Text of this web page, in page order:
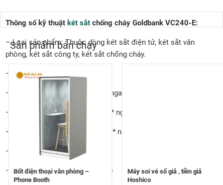
Thông số kỹ thuật két sắt chống cháy Goldbank VC240-E:
– Loại sản phẩm: Thuộc dòng két sắt điện tử, két sắt văn
phòng, két sắt công ty, két sắt chống cháy.
– Mã sản phẩm: VC240-E
– Kích thước ngoài: cao 1060 * ngang 600 * sâu 600mm
– Kích thước sử dụng: cao 700 * ngang 490 * sâu 420mm
– Kích thước ngăn phụ: cao 120 * ngang 490 * sâu 420mm
– Trọng lượng:240kg
– Kiểu dáng: Đứng, chân bánh xe
Sản phẩm bán chạy
Bốt điện thoại văn phòng –
Phone Booth
Máy soi vé số giả , tiền giả
Hoshico